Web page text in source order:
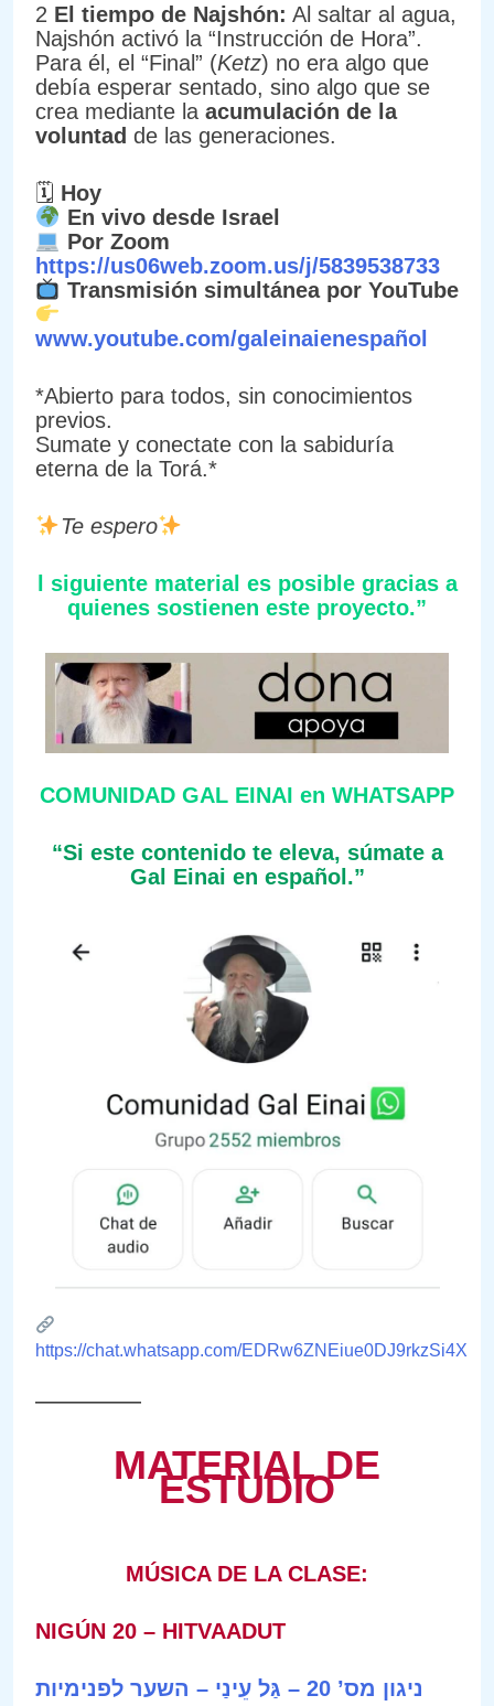
2 El tiempo de Najshón: Al saltar al agua,
Najshón activó la “Instrucción de Hora”.
Para él, el “Final” (Ketz) no era algo que
debía esperar sentado, sino algo que se
crea mediante la acumulación de la
voluntad de las generaciones.
🗓 Hoy
En vivo desde Israel
Por Zoom
https://us06web.zoom.us/j/5839538733
Transmisión simultánea por YouTube
www.youtube.com/galeinaienespañol
*Abierto para todos, sin conocimientos
previos.
Sumate y conectate con la sabiduría
eterna de la Torá.*
Te espero
l siguiente material es posible gracias a
quienes sostienen este proyecto.”
COMUNIDAD GAL EINAI en WHATSAPP
“Si este contenido te eleva, súmate a
Gal Einai en español.”
https://chat.whatsapp.com/EDRw6ZNEiue0DJ9rkzSi4X
——————
MATERIAL DE
ESTUDIO
MÚSICA DE LA CLASE:
NIGÚN 20 – HITVAADUT
ניגון מס’ 20 – גַּל עֵינַי – השער לפנימיות